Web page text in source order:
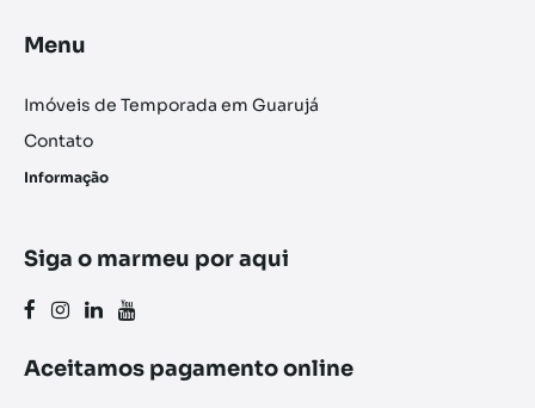
Menu
Imóveis de Temporada em Guarujá
Contato
Informação
Siga o marmeu por aqui
Aceitamos pagamento online